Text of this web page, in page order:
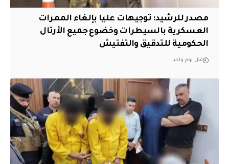
مصدر للرشيد: توجيهات عليا بإلغاء الممرات
العسكرية بالسيطرات وخضوع جميع الأرتال
الحكومية للتدقيق والتفتيش
قبل يوم واحد